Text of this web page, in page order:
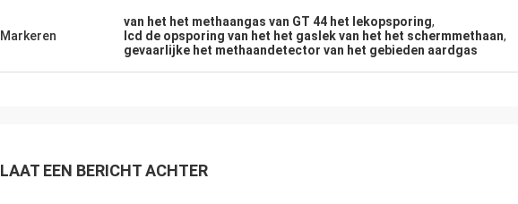
Markeren
van het het methaangas van GT 44 het lekopsporing,
lcd de opsporing van het het gaslek van het het schermmethaan,
gevaarlijke het methaandetector van het gebieden aardgas
LAAT EEN BERICHT ACHTER